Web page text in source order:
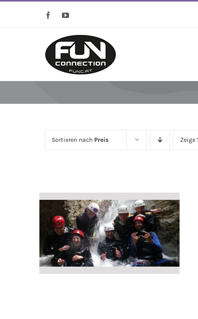
FacebookYouTube
Sortieren nach Preis Zeige